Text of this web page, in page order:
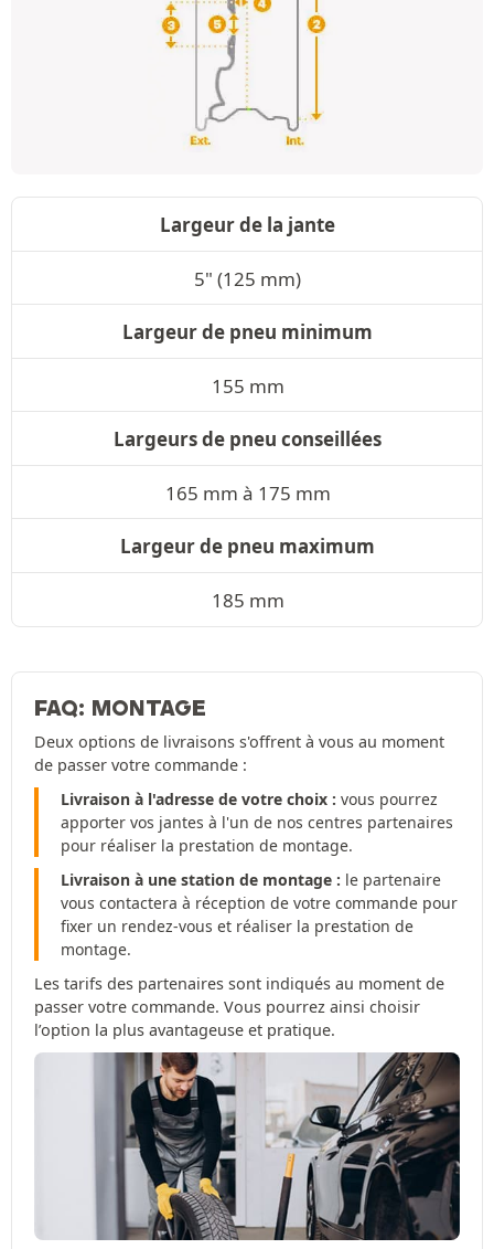
Largeur de la jante
5" (125 mm)
Largeur de pneu minimum
155 mm
Largeurs de pneu conseillées
165 mm à 175 mm
Largeur de pneu maximum
185 mm
FAQ: MONTAGE
Deux options de livraisons s'offrent à vous au moment
de passer votre commande :
Livraison à l'adresse de votre choix : vous pourrez
apporter vos jantes à l'un de nos centres partenaires
pour réaliser la prestation de montage.
Livraison à une station de montage : le partenaire
vous contactera à réception de votre commande pour
fixer un rendez-vous et réaliser la prestation de
montage.
Les tarifs des partenaires sont indiqués au moment de
passer votre commande. Vous pourrez ainsi choisir
l’option la plus avantageuse et pratique.